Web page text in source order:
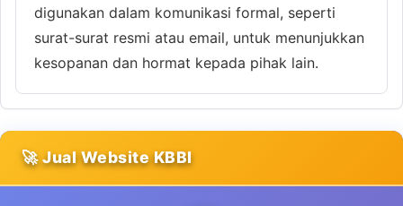
digunakan dalam komunikasi formal, seperti
surat-surat resmi atau email, untuk menunjukkan
kesopanan dan hormat kepada pihak lain.
🚀 Jual Website KBBI